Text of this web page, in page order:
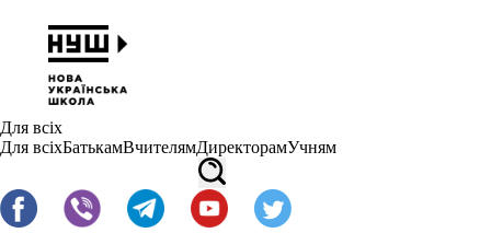
Для всіх
Для всіхБатькамВчителямДиректорамУчням